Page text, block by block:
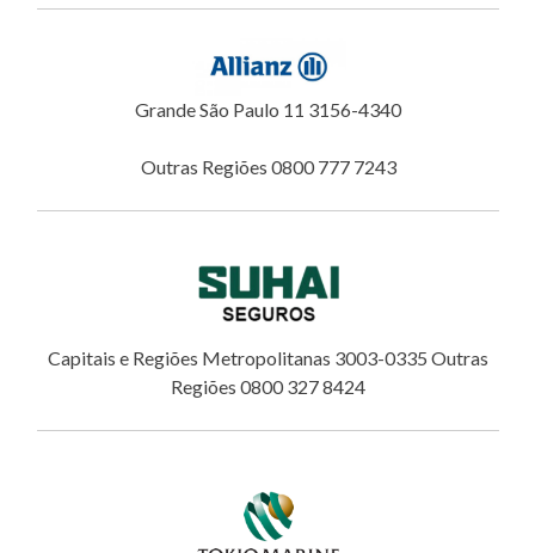
Grande São Paulo 11 3156-4340
Outras Regiões 0800 777 7243
Capitais e Regiões Metropolitanas 3003-0335 Outras
Regiões 0800 327 8424